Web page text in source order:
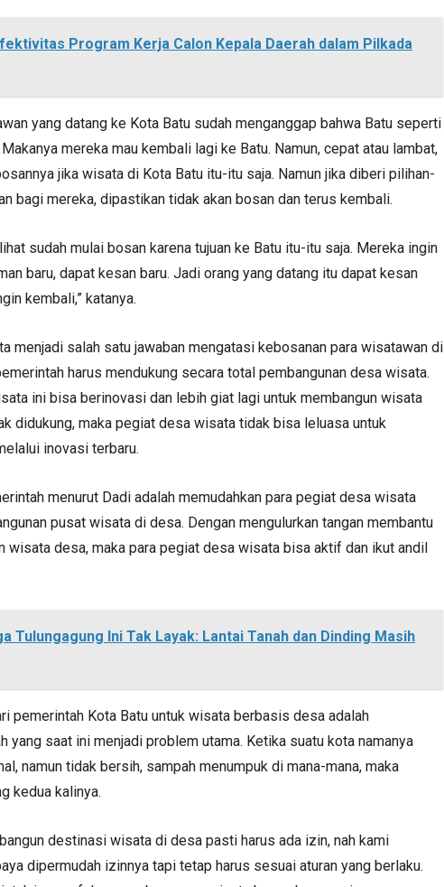
Program Kerja Calon Kepala Daerah dalam Pilkada
yang datang ke Kota Batu sudah menganggap bahwa Batu seperti
mereka mau kembali lagi ke Batu. Namun, cepat atau lambat,
jika wisata di Kota Batu itu-itu saja. Namun jika diberi pilihan-
bagi mereka, dipastikan tidak akan bosan dan terus kembali.
sudah mulai bosan karena tujuan ke Batu itu-itu saja. Mereka ingin
baru, dapat kesan baru. Jadi orang yang datang itu dapat kesan
kembali,” katanya.
menjadi salah satu jawaban mengatasi kebosanan para wisatawan di
harus mendukung secara total pembangunan desa wisata.
ini bisa berinovasi dan lebih giat lagi untuk membangun wisata
didukung, maka pegiat desa wisata tidak bisa leluasa untuk
inovasi terbaru.
menurut Dadi adalah memudahkan para pegiat desa wisata
pusat wisata di desa. Dengan mengulurkan tangan membantu
wisata desa, maka para pegiat desa wisata bisa aktif dan ikut andil
Tulungagung Ini Tak Layak: Lantai Tanah dan Dinding Masih
pemerintah Kota Batu untuk wisata berbasis desa adalah
yang saat ini menjadi problem utama. Ketika suatu kota namanya
namun tidak bersih, sampah menumpuk di mana-mana, maka
kedua kalinya.
destinasi wisata di desa pasti harus ada izin, nah kami
dipermudah izinnya tapi tetap harus sesuai aturan yang berlaku.